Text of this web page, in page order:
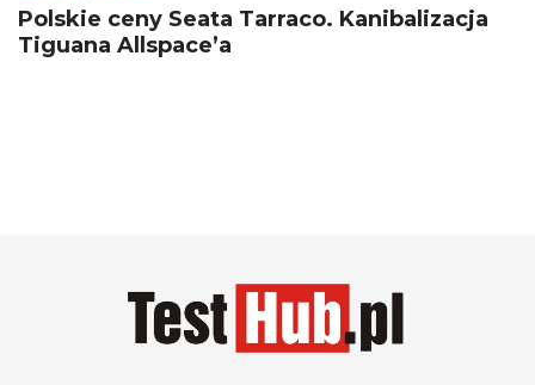
Polskie ceny Seata Tarraco. Kanibalizacja
Tiguana Allspace’a